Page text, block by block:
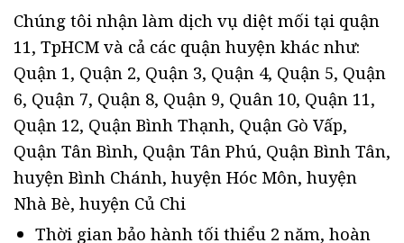
Chúng tôi nhận làm dịch vụ diệt mối tại quận
11, TpHCM và cả các quận huyện khác như:
Quận 1, Quận 2, Quận 3, Quận 4, Quận 5, Quận
6, Quận 7, Quận 8, Quận 9, Quân 10, Quận 11,
Quận 12, Quận Bình Thạnh, Quận Gò Vấp,
Quận Tân Bình, Quận Tân Phú, Quận Bình Tân,
huyện Bình Chánh, huyện Hóc Môn, huyện
Nhà Bè, huyện Củ Chi
Thời gian bảo hành tối thiểu 2 năm, hoàn